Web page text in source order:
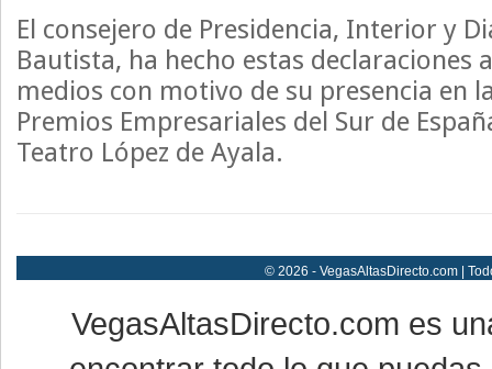
El consejero de Presidencia, Interior y
Bautista, ha hecho estas declaraciones
medios con motivo de su presencia en
Premios Empresariales del Sur de
Teatro López de Ayala.
© 2026 - VegasAltasDirecto.com |
VegasAltasDirecto.com es